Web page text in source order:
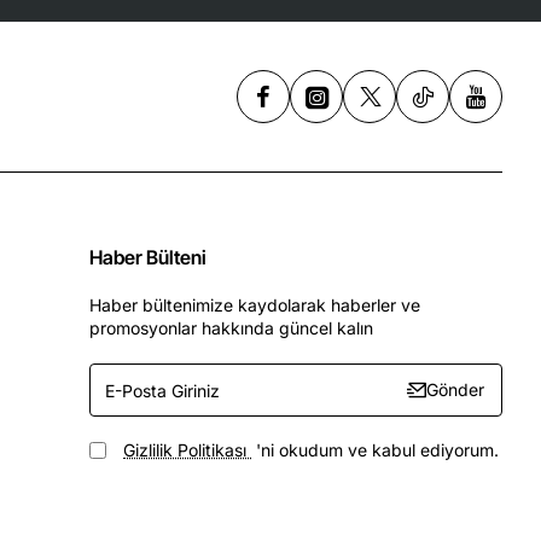
Haber Bülteni
Haber bültenimize kaydolarak haberler ve
promosyonlar hakkında güncel kalın
E-
Posta
Giriniz
Gönder
Gizlilik Politikası 'ni okudum ve kabul ediyorum.